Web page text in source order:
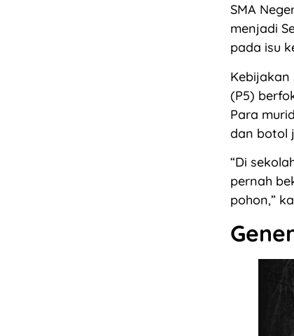
SMA
menjadi
pada isu
Kebijakan
(P5)
Para
dan botol
“Di
pernah
pohon,”